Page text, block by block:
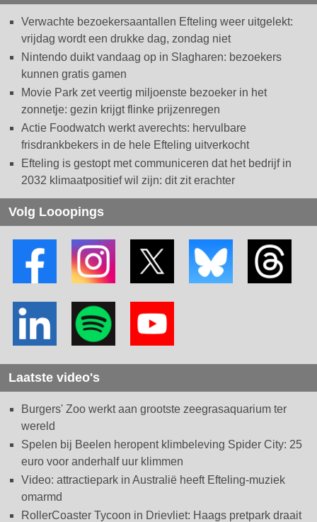
Verwachte bezoekersaantallen Efteling weer uitgelekt:
vrijdag wordt een drukke dag, zondag niet
Nintendo duikt vandaag op in Slagharen: bezoekers
kunnen gratis gamen
Movie Park zet veertig miljoenste bezoeker in het
zonnetje: gezin krijgt flinke prijzenregen
Actie Foodwatch werkt averechts: hervulbare
frisdrankbekers in de hele Efteling uitverkocht
Efteling is gestopt met communiceren dat het bedrijf in
2032 klimaatpositief wil zijn: dit zit erachter
Volg Looopings
Laatste video's
Burgers' Zoo werkt aan grootste zeegrasaquarium ter
wereld
Spelen bij Beelen heropent klimbeleving Spider City: 25
euro voor anderhalf uur klimmen
Video: attractiepark in Australië heeft Efteling-muziek
omarmd
RollerCoaster Tycoon in Drievliet: Haags pretpark draait